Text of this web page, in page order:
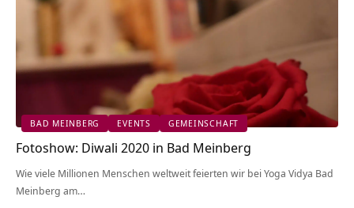
BAD MEINBERG EVENTS GEMEINSCHAFT
Fotoshow: Diwali 2020 in Bad Meinberg
Wie viele Millionen Menschen weltweit feierten wir bei Yoga Vidya Bad
Meinberg am…